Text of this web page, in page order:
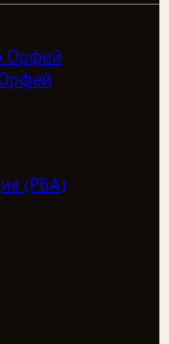
Орфей
(РБА)